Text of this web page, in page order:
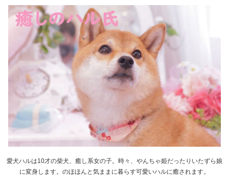
愛犬ハルは10才の柴犬、癒し系女の子。時々、やんちゃ姫だったりいたずら娘
に変身します。のほほんと気ままに暮らす可愛いハルに癒されます。